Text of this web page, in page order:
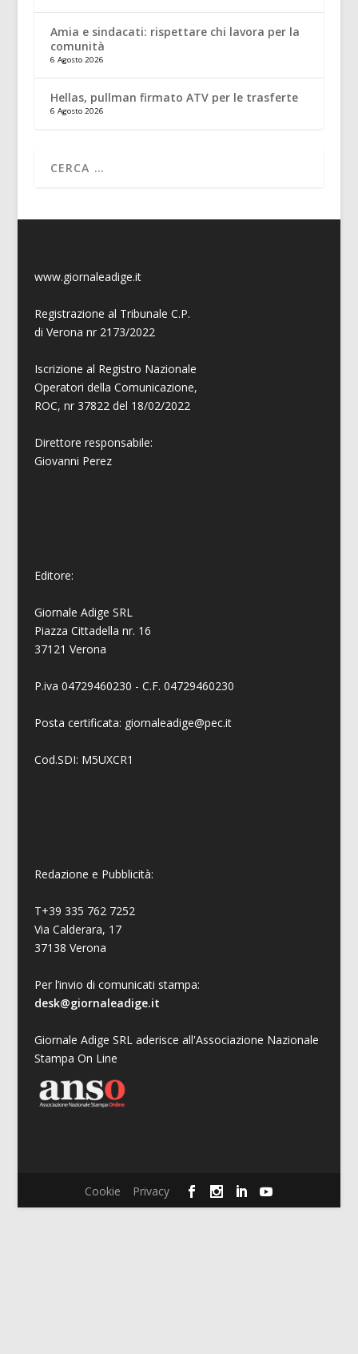
Amia e sindacati: rispettare chi lavora per la
comunità
6 Agosto 2026
Hellas, pullman firmato ATV per le trasferte
6 Agosto 2026
www.giornaleadige.it
Registrazione al Tribunale C.P.
di Verona nr 2173/2022
Iscrizione al Registro Nazionale
Operatori della Comunicazione,
ROC, nr 37822 del 18/02/2022
Direttore responsabile:
Giovanni Perez
Editore:
Giornale Adige SRL
Piazza Cittadella nr. 16
37121 Verona
P.iva 04729460230 - C.F. 04729460230
Posta certificata: giornaleadige@pec.it
Cod.SDI: M5UXCR1
Redazione e Pubblicità:
T+39 335 762 7252
Via Calderara, 17
37138 Verona
Per l’invio di comunicati stampa:
desk@giornaleadige.it
Giornale Adige SRL aderisce all'Associazione Nazionale
Stampa On Line
Cookie Privacy